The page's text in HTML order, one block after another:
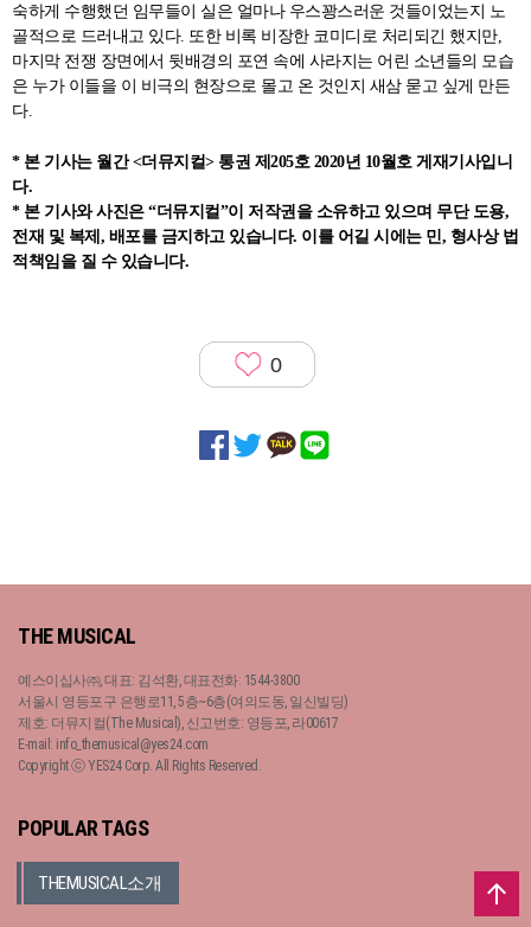
숙하게 수행했던 임무들이 실은 얼마나 우스꽝스러운 것들이었는지 노
골적으로 드러내고 있다. 또한 비록 비장한 코미디로 처리되긴 했지만,
마지막 전쟁 장면에서 뒷배경의 포연 속에 사라지는 어린 소년들의 모습
은 누가 이들을 이 비극의 현장으로 몰고 온 것인지 새삼 묻고 싶게 만든
다.
* 본 기사는 월간 <더뮤지컬> 통권 제205호 2020년 10월호 게재기사입니
다.
* 본 기사와 사진은 “더뮤지컬”이 저작권을 소유하고 있으며 무단 도용,
전재 및 복제, 배포를 금지하고 있습니다. 이를 어길 시에는 민, 형사상 법
적책임을 질 수 있습니다.
0
THE MUSICAL
예스이십사㈜, 대표: 김석환, 대표전화: 1544-3800
서울시 영등포구 은행로11, 5층~6층(여의도동, 일신빌딩)
제호: 더뮤지컬(The Musical), 신고번호: 영등포, 라00617
E-mail: info_themusical@yes24.com
Copyright ⓒ YES24 Corp. All Rights Reserved.
POPULAR TAGS
THEMUSICAL소개